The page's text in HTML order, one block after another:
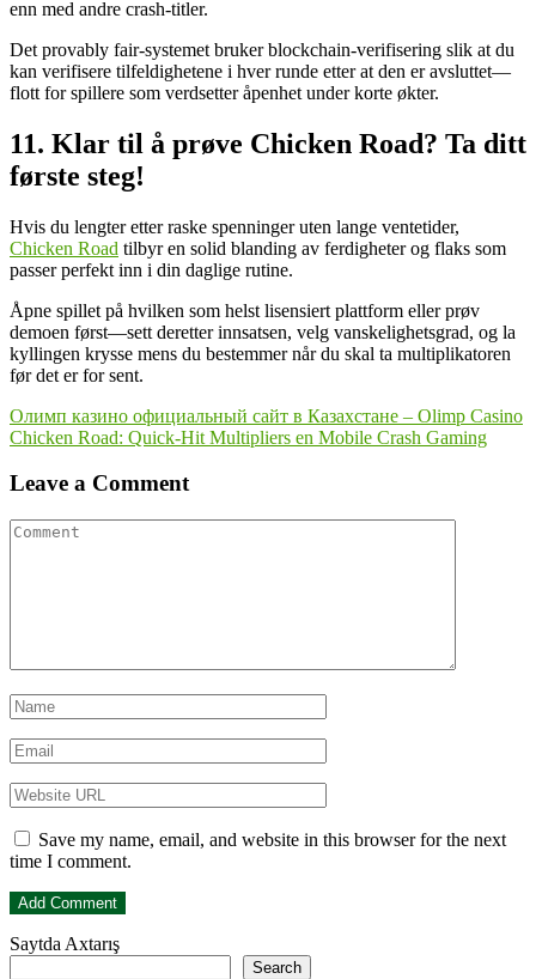
enn med andre crash-titler.
Det provably fair-systemet bruker blockchain-verifisering slik at du
kan verifisere tilfeldighetene i hver runde etter at den er avsluttet—
flott for spillere som verdsetter åpenhet under korte økter.
11. Klar til å prøve Chicken Road? Ta ditt
første steg!
Hvis du lengter etter raske spenninger uten lange ventetider,
Chicken Road tilbyr en solid blanding av ferdigheter og flaks som
passer perfekt inn i din daglige rutine.
Åpne spillet på hvilken som helst lisensiert plattform eller prøv
demoen først—sett deretter innsatsen, velg vanskelighetsgrad, og la
kyllingen krysse mens du bestemmer når du skal ta multiplikatoren
før det er for sent.
Yazı
naviqasiyası
Олимп казино официальный сайт в Казахстане – Olimp Casino
Chicken Road: Quick‑Hit Multipliers en Mobile Crash Gaming
Leave a Comment
Save my name, email, and website in this browser for the next
time I comment.
Saytda Axtarış
Search